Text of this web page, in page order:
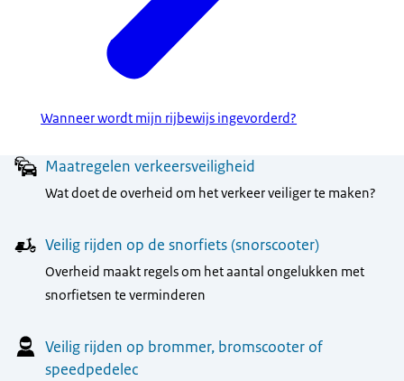
Wanneer wordt mijn rijbewijs ingevorderd?
MenuMaatregelen verkeersveiligheid
Wat doet de overheid om het verkeer veiliger te maken?
Veilig rijden op de snorfiets (snorscooter)
Overheid maakt regels om het aantal ongelukken met
snorfietsen te verminderen
Veilig rijden op brommer, bromscooter of
speedpedelec